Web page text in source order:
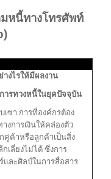
หนี้ทางโทรศัพท์
งไรให้มีผลงาน
ารทวงหนี้ในยุคปัจจุบัน
า การที่องค์กรต้อง
งการเงินให้คล่องตัว
คู่ค้าหรือลูกค้าเป็นสิ่ง
เลี่ยงไม่ได้ ซึ่งการ
และศิลป์ในการสื่อสาร